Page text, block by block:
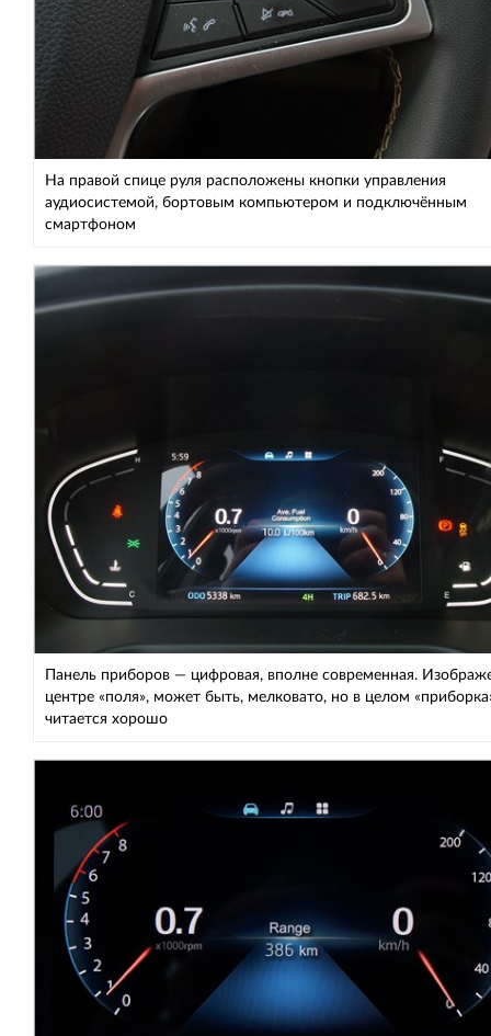
На правой спице руля расположены кнопки управления
аудиосистемой, бортовым компьютером и подключённым
смартфоном
Панель приборов — цифровая, вполне современная.
центре «поля», может быть, мелковато, но в целом
читается хорошо